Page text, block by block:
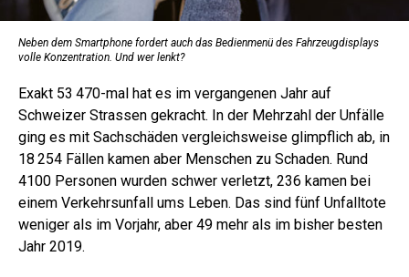
Neben dem Smartphone fordert auch das Bedienmenü des Fahrzeugdisplays
volle Konzen­tration. Und wer lenkt?
Exakt 53 470-mal hat es im vergangenen Jahr auf
Schweizer Strassen gekracht. In der Mehrzahl der Unfälle
ging es mit Sachschäden vergleichsweise glimpflich ab, in
18 254 Fällen kamen aber Menschen zu Schaden. Rund
4100 Personen wurden schwer verletzt, 236 kamen bei
einem Verkehrsunfall ums Leben. Das sind fünf Unfalltote
weniger als im Vorjahr, aber 49 mehr als im bisher besten
Jahr 2019.